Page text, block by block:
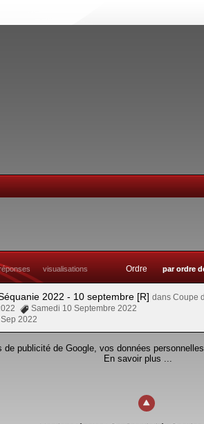
visualisations Ordre par ordre
2022 - 10 septembre [R] dans Coupe
Samedi 10 Septembre 2022
Sep 2022
publicité de Google, vos données
En savoir plus ...